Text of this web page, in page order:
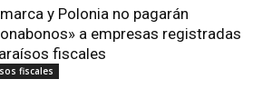
y Polonia no pagarán
a empresas registradas
fiscales
fiscales